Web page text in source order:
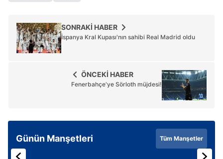
SONRAKİ HABER
İspanya Kral Kupası'nın sahibi Real Madrid oldu
ÖNCEKİ HABER
Fenerbahçe'ye Sörloth müjdesi!
Günün Manşetleri Tüm Manşetler